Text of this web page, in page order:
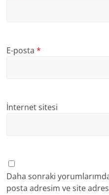
E-posta*
İnternet sitesi
Daha sonraki
posta adresim ve site